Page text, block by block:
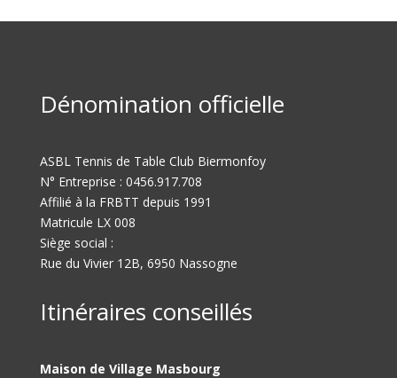
Dénomination officielle
ASBL Tennis de Table Club Biermonfoy
N° Entreprise : 0456.917.708
Affilié à la FRBTT depuis 1991
Matricule LX 008
Siège social :
Rue du Vivier 12B, 6950 Nassogne
Itinéraires conseillés
Maison de Village Masbourg